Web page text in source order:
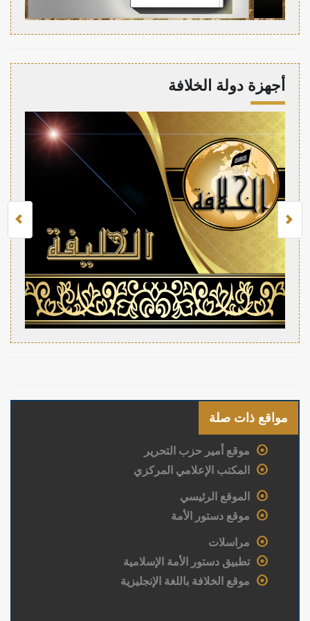
أجهزة دولة الخلافة
مواقع ذات صلة
موقع أمير حزب التحرير
المكتب الإعلامي المركزي
الموقع الرئيسي
موقع دستور الأمة
مراسلات
تطبيق دستور الأمة الإسلامية
موقع الخلافة باللغة الإنجليزية